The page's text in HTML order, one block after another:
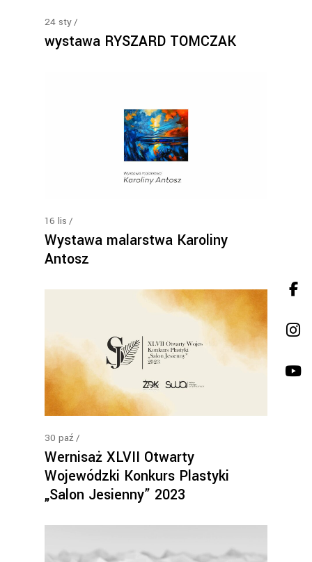
24 sty
wystawa RYSZARD TOMCZAK
16 lis
Wystawa malarstwa Karoliny
Antosz
30 paź
Wernisaż XLVII Otwarty
Wojewódzki Konkurs Plastyki
„Salon Jesienny” 2023